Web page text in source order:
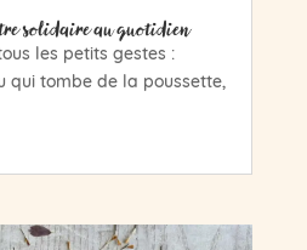
solidaire au quotidien
les petits gestes :
qui tombe de la poussette,